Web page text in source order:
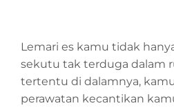
Lemari es kamu tidak
sekutu tak terduga dalam
tertentu di dalamnya,
perawatan kecantikan